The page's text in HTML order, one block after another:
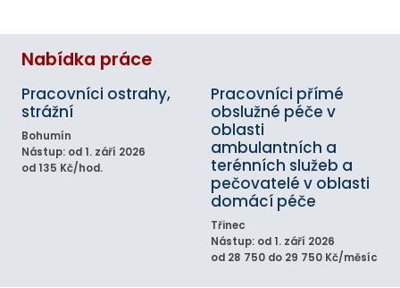
Nabídka práce
Pracovníci ostrahy,
strážní
Bohumín
Nástup: od 1. září 2026
od 135 Kč/hod.
Pracovníci přímé
obslužné péče v
oblasti
ambulantních a
terénních služeb a
pečovatelé v oblasti
domácí péče
Třinec
Nástup: od 1. září 2026
od 28 750 do 29 750 Kč/měsíc